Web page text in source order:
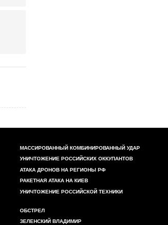
МАССИРОВАННЫЙ КОМБИНИРОВАННЫЙ УДАР
УНИЧТОЖЕНИЕ РОССИЙСКИХ ОККУПАНТОВ
АТАКА ДРОНОВ НА РЕГИОНЫ РФ
РАКЕТНАЯ АТАКА НА КИЕВ
УНИЧТОЖЕНИЕ РОССИЙСКОЙ ТЕХНИКИ
ОБСТРЕЛ
ЗЕЛЕНСКИЙ ВЛАДИМИР